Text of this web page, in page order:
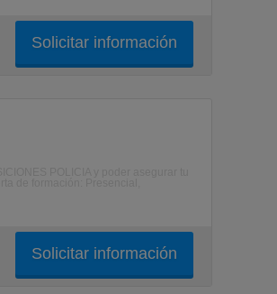
Solicitar información
Solicitar información